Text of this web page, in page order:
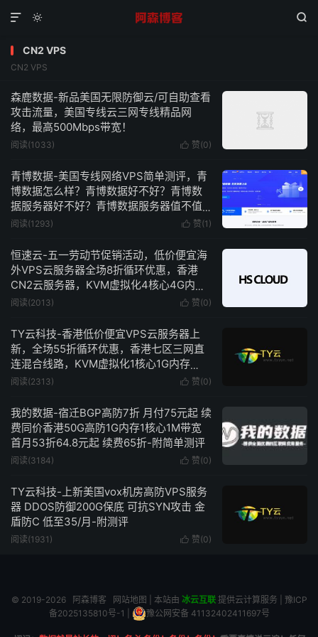
 

CN2 VPS
CN2 VPS
森鹿数据-新品美国无限防御云/可自助查看
攻击流量，美国专线云三网专线精品网
络，最高500Mbps带宽！
 赞(0)
阅读(1033)
青博数据-美国专线网络VPS简单测评，青
博数据怎么样？青博数据好不好？青博数
据服务器好不好？青博数据服务器值不值
得购买？
 赞(1 )
阅读(1293)
恒速云-五一劳动节促销活动，低价便宜海
外VPS云服务器全场8折循环优惠，香港
CN2云服务器，KVM虚拟化4核心4G内存
10Mbps带宽不限流量仅需26元/月-附简单
 赞(0)
阅读(2013)
TY云科技-香港低价便宜VPS云服务器上
新，全场55折循环优惠，香港七区三网直
连混合线路，KVM虚拟化1核心1G内存
5Mbps带宽不限流量，低至8.8/月-附简单
 赞(0)
阅读(2313)
我的数据-宿迁BGP高防7折 月付75元起 续
费同价香港50G高防1G内存1核心1M带宽
首月53折64.8元起 续费65折-附简单测评
 赞(0)
阅读(3184)
TY云科技-上新美国vox机房高防VPS服务
器 DDOS防御200G保底 可抗SYN攻击 金
盾防C 低至35/月-附测评
 赞(0)
阅读(1931)
© 2019-2026 阿森博客 网站地图 | 本站由 冰云互联提供云计算服务 | 豫ICP
备2025135810号-1
豫公网安备 41132402411697号